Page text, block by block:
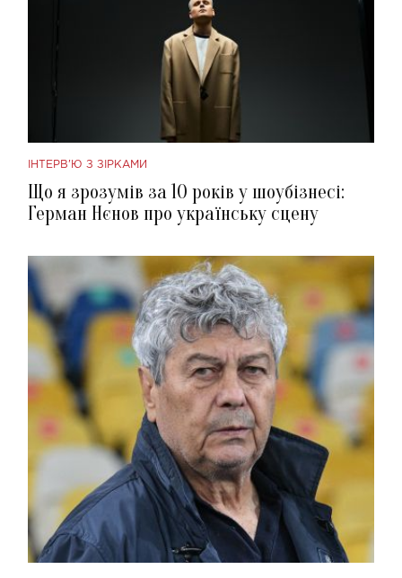
ІНТЕРВ'Ю З ЗІРКАМИ
Що я зрозумів за 10 років у шоубізнесі:
Герман Нєнов про українську сцену